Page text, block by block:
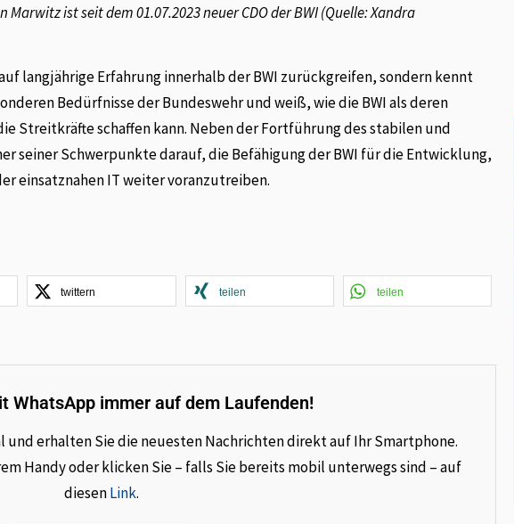
ist seit dem 01.07.2023 neuer CDO der BWI (Quelle: Xandra
langjährige Erfahrung innerhalb der BWI zurückgreifen, sondern kennt
Bedürfnisse der Bundeswehr und weiß, wie die BWI als deren
Streitkräfte schaffen kann. Neben der Fortführung des stabilen und
seiner Schwerpunkte darauf, die Befähigung der BWI für die Entwicklung,
einsatznahen IT weiter voranzutreiben.
twittern teilen teilen
WhatsApp immer auf dem Laufenden!
und erhalten Sie die neuesten Nachrichten direkt auf Ihr Smartphone.
Handy oder klicken Sie – falls Sie bereits mobil unterwegs sind – auf
diesenLink.